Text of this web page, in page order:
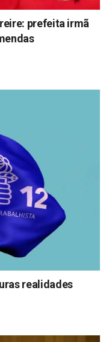
prefeita irmã
realidades